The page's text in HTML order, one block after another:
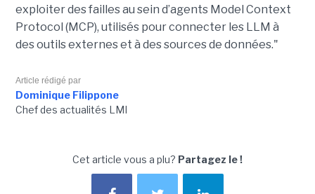
exploiter des failles au sein d’agents Model Context
Protocol (MCP), utilisés pour connecter les LLM à
des outils externes et à des sources de données."
Article rédigé par
Dominique Filippone
Chef des actualités LMI
Cet article vous a plu? Partagez le !